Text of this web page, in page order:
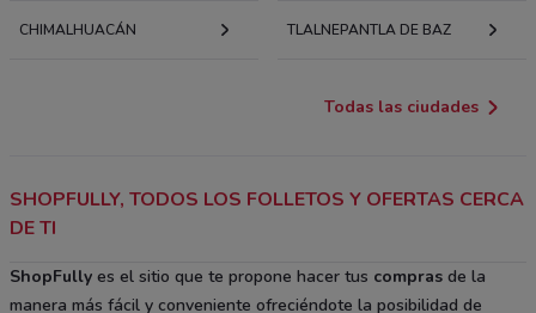
CHIMALHUACÁN TLALNEPANTLA DE BAZ
Todas las ciudades
SHOPFULLY, TODOS LOS FOLLETOS Y OFERTAS CERCA
DE TI
ShopFully es el sitio que te propone hacer tus compras de la
manera más fácil y conveniente ofreciéndote la posibilidad de